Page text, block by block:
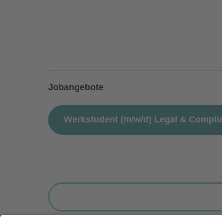
Jobangebote
Werkstudent (m/w/d) Legal &